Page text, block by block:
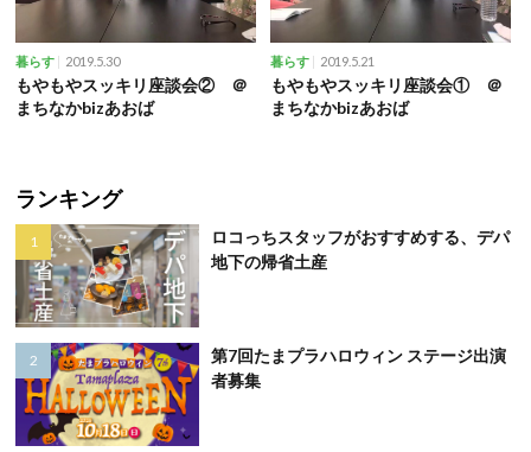
暮らす 2019.5.30
もやもやスッキリ座談会② ＠
まちなかbizあおば
暮らす 2019.5.21
もやもやスッキリ座談会① ＠
まちなかbizあおば
ランキング
ロコっちスタッフがおすすめする、デパ
地下の帰省土産
第7回たまプラハロウィン ステージ出演
者募集